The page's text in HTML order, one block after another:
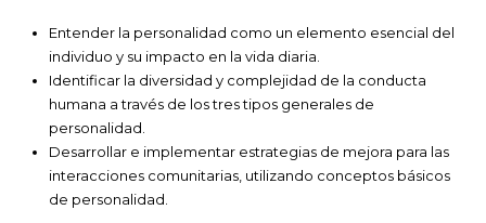
Entender la personalidad como un elemento esencial del
individuo y su impacto en la vida diaria.
Identificar la diversidad y complejidad de la conducta
humana a través de los tres tipos generales de
personalidad.
Desarrollar e implementar estrategias de mejora para las
interacciones comunitarias, utilizando conceptos básicos
de personalidad.